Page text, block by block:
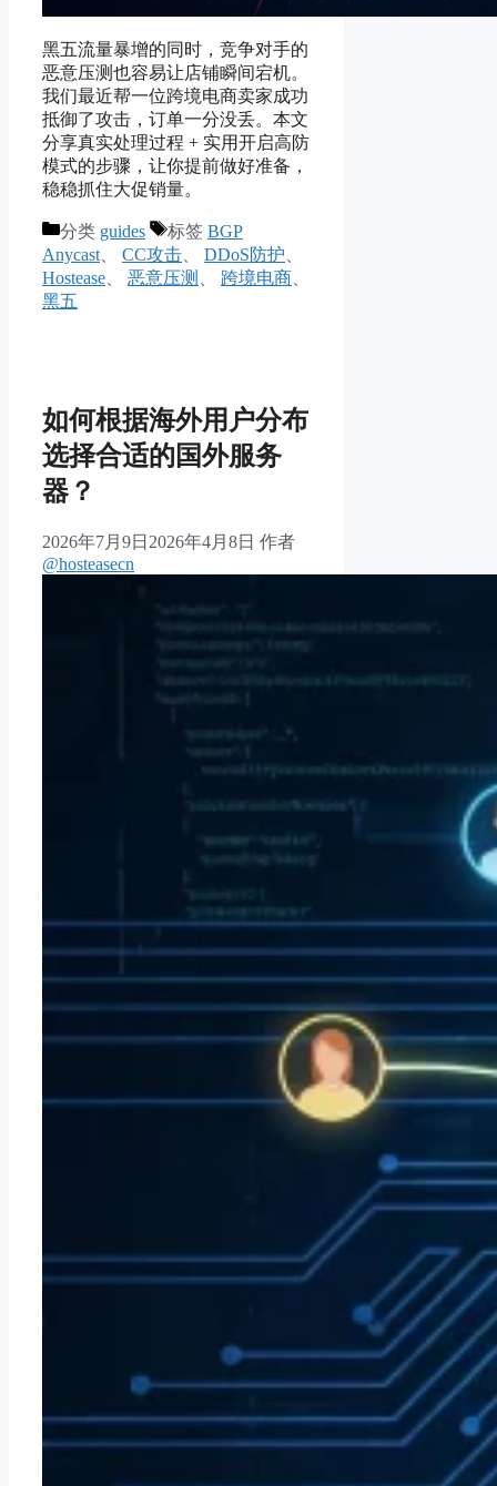
黑五流量暴增的同时，竞争对手的
恶意压测也容易让店铺瞬间宕机。
我们最近帮一位跨境电商卖家成功
抵御了攻击，订单一分没丢。本文
分享真实处理过程 + 实用开启高防
模式的步骤，让你提前做好准备，
稳稳抓住大促销量。
分类 guides 标签 BGP
Anycast
CC攻击 DDoS防护
Hostease
恶意压测 跨境电商
黑五
如何根据海外用户分布
选择合适的国外服务
器？
2026年7月9日 2026年4月8日 作者
@hosteasecn